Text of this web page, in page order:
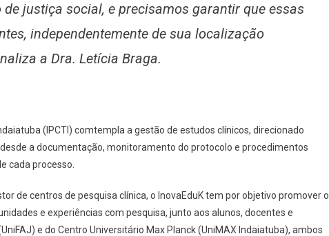
justiça social, e precisamos garantir que essas
independentemente de sua localização
a Dra. Letícia Braga.
(IPCTI) comtempla a gestão de estudos clínicos, direcionado
a documentação, monitoramento do protocolo e procedimentos
cada processo.
de centros de pesquisa clínica, o InovaEduK tem por objetivo promover o
e experiências com pesquisa, junto aos alunos, docentes e
e do Centro Universitário Max Planck (UniMAX Indaiatuba), ambos